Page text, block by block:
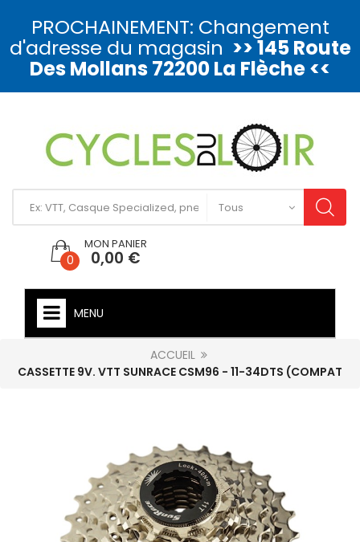
PROCHAINEMENT: Changement
d'adresse du magasin >> 145 Route
Des Mollans 72200 La Flèche <<
0
MON PANIER
0,00 €
MENU
ACCUEIL
CASSETTE 9V. VTT SUNRACE CSM96 - 11-34DTS (COMPAT